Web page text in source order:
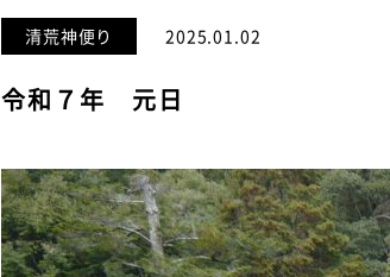
清荒神便り 2025.01.02
令和７年 元日